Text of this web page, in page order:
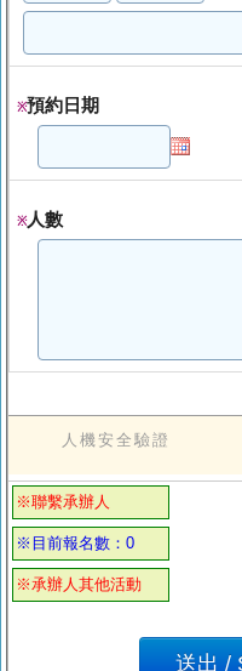
※預約日期
※人數
人機安全驗證
※聯繫承辦人
※目前報名數：0
※承辦人其他活動